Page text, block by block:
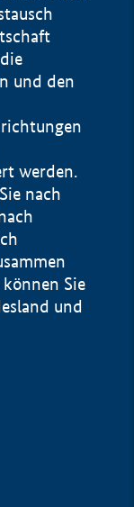
und den
werden.
nach
Sie
und